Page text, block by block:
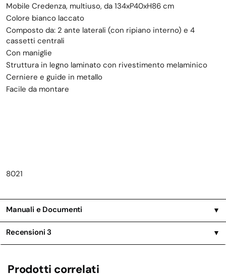
Mobile Credenza, multiuso, da 134xP40xH86 cm
Colore bianco laccato
Composto da: 2 ante laterali (con ripiano interno) e 4
cassetti centrali
Con maniglie
Struttura in legno laminato con rivestimento melaminico
Cerniere e guide in metallo
Facile da montare
8021
Manuali e Documenti ▼
Recensioni3 ▼
Prodotti correlati